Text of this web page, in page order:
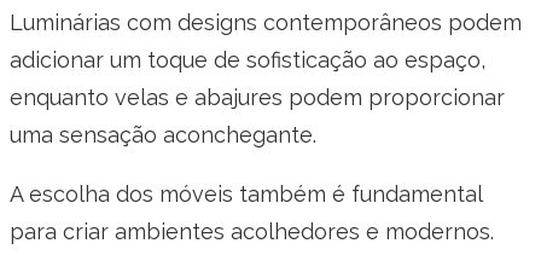
Luminárias com designs contemporâneos podem
adicionar um toque de sofisticação ao espaço,
enquanto velas e abajures podem proporcionar
uma sensação aconchegante.
A escolha dos móveis também é fundamental
para criar ambientes acolhedores e modernos.